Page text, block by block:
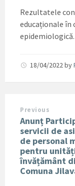
Rezultatele
educaționale în
epidemiologică.
18/04/2022by
Previous
Anunț
servicii de
de personal
pentru
învățământ
Comuna